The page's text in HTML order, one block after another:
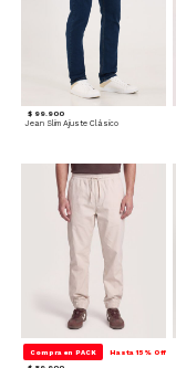
$ 99.900
Jean Slim Ajuste Clásico
Compra en PACK Hasta 15% Off